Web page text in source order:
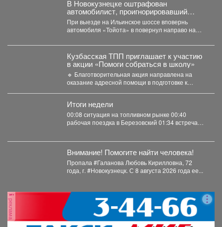
В Новокузнецке оштрафован
автомобилист, проигнорировавший
запрещающий сигнал светофора
При выезде на Ильинское шоссе вповернь
автомобиля «Тойота» в повернул направо на
Кузбасская ТПП приглашает к участию
в акции «Помоги собраться в школу»
🔹 Благотворительная акция направлена на
оказание адресной помощи в подготовке к
Итоги недели
00:08 ситуация на топливном рынке 00:40
рабочая поездка в Березовский 01:34 встреча
Внимание! Помогите найти человека!
Пропала #Галанова Любовь Кирилловна, 72
года, г. #Новокузнецк. С 8 августа 2026 года ее...
реклама